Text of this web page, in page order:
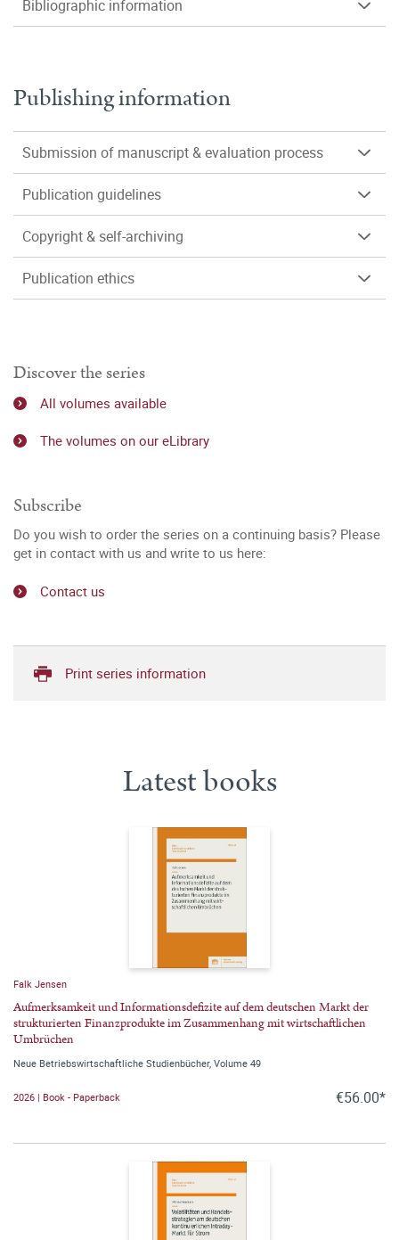
Bibliographic information
Publishing information
Submission of manuscript & evaluation process
Publication guidelines
Copyright & self-archiving
Publication ethics
Discover the series
All volumes available
The volumes on our eLibrary
Subscribe
Do you wish to order the series on a continuing basis? Please
get in contact with us and write to us here:
Contact us
Print series information
Latest books
Falk Jensen
Aufmerksamkeit und Informationsdefizite auf dem deutschen Markt der
strukturierten Finanzprodukte im Zusammenhang mit wirtschaftlichen
Umbrüchen
Neue Betriebswirtschaftliche Studienbücher, Volume 49
2026 | Book - Paperback €56.00*